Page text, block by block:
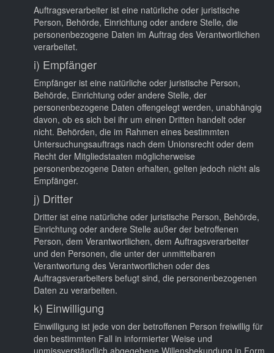
Auftragsverarbeiter ist eine natürliche oder juristische
Person, Behörde, Einrichtung oder andere Stelle, die
personenbezogene Daten im Auftrag des Verantwortlichen
verarbeitet.
i) Empfänger
Empfänger ist eine natürliche oder juristische Person,
Behörde, Einrichtung oder andere Stelle, der
personenbezogene Daten offengelegt werden, unabhängig
davon, ob es sich bei ihr um einen Dritten handelt oder
nicht. Behörden, die im Rahmen eines bestimmten
Untersuchungsauftrags nach dem Unionsrecht oder dem
Recht der Mitgliedstaaten möglicherweise
personenbezogene Daten erhalten, gelten jedoch nicht als
Empfänger.
j) Dritter
Dritter ist eine natürliche oder juristische Person, Behörde,
Einrichtung oder andere Stelle außer der betroffenen
Person, dem Verantwortlichen, dem Auftragsverarbeiter
und den Personen, die unter der unmittelbaren
Verantwortung des Verantwortlichen oder des
Auftragsverarbeiters befugt sind, die personenbezogenen
Daten zu verarbeiten.
k) Einwilligung
Einwilligung ist jede von der betroffenen Person freiwillig für
den bestimmten Fall in informierter Weise und
unmissverständlich abgegebene Willensbekundung in Form